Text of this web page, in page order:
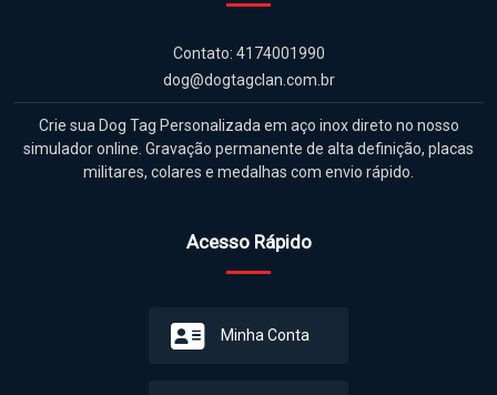
Contato: 4174001990
dog@dogtagclan.com.br
Crie sua Dog Tag Personalizada em aço inox direto no nosso
simulador online. Gravação permanente de alta definição, placas
militares, colares e medalhas com envio rápido.
Acesso Rápido
Minha Conta